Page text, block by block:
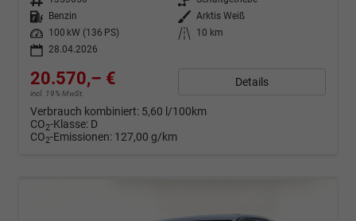
Kraftstoff
Benzin Außenfarbe Arktis Weiß
Leistung
100 kW (136 PS) Kilometerstand
10 km
28.04.2026
20.570,– €
incl. 19% MwSt.
Details
Verbrauch kombiniert: 5,60 l/100km
CO2-Klasse: D
CO2-Emissionen: 127,00 g/km